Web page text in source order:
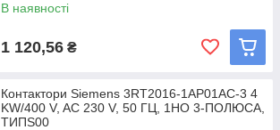
В наявності
1 120,56 ₴
Контактори Siemens 3RT2016-1AP01AC-3 4
KW/400 V, AC 230 V, 50 ГЦ, 1НO 3-ПОЛЮСА,
ТИПS00